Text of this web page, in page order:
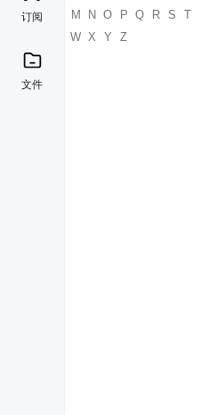
订阅
文件
K
M N O P Q R S
T
W X Y Z